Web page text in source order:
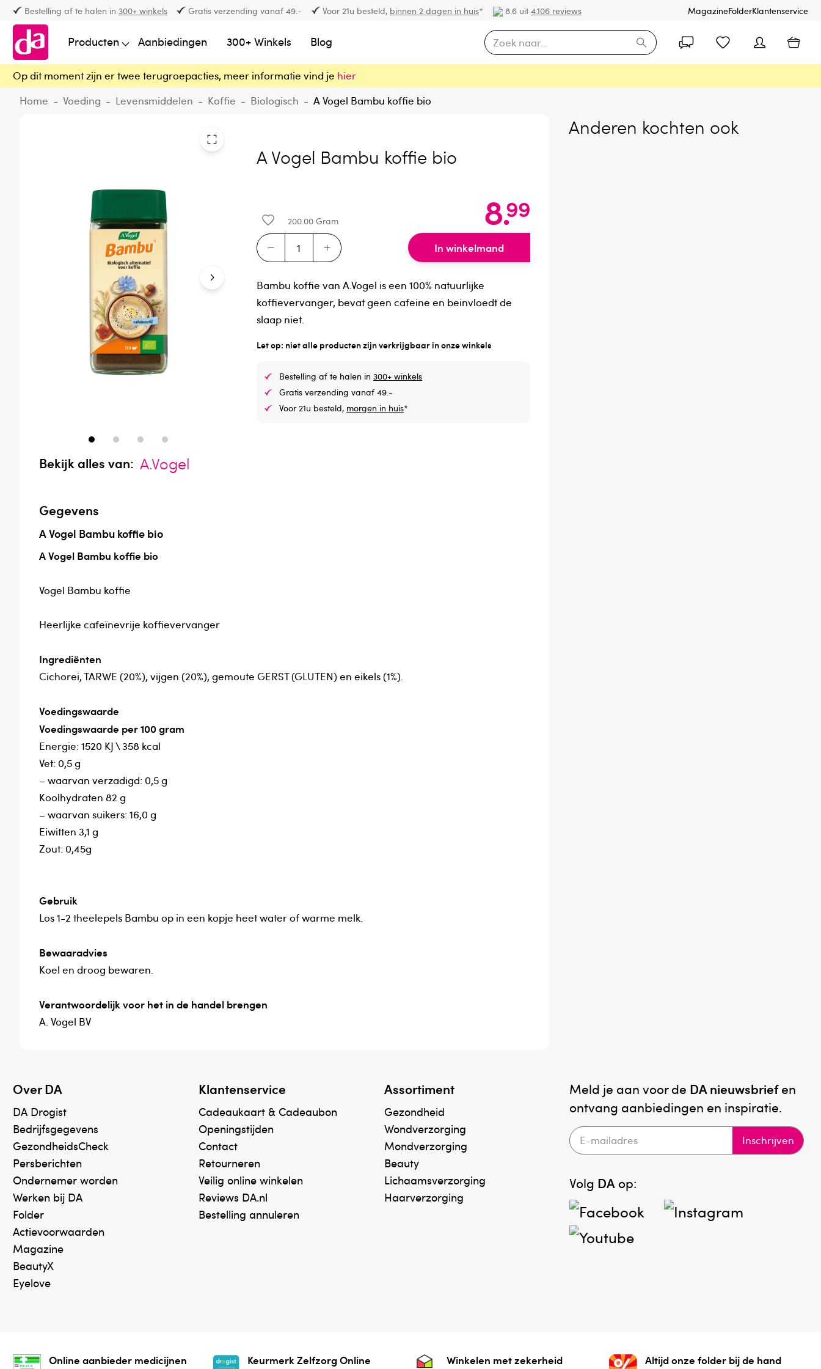
Bestelling af te halen in 300+ winkels Gratis verzending vanaf 49.- Voor 21u besteld, binnen 2 dagen in huis* 8.6 uit4.106 reviews MagazineFolderKlantenservice
Producten Aanbiedingen 300+ Winkels Blog
Op dit moment zijn er twee terugroepacties, meer informatie vind je hier
Home - Voeding - Levensmiddelen - Koffie - Biologisch - A Vogel Bambu koffie bio
A Vogel Bambu koffie bio
200.00 Gram 8.99
In winkelmand
Bambu koffie van A.Vogel is een 100% natuurlijke
koffievervanger, bevat geen cafeine en beinvloedt de
slaap niet.
Let op: niet alle producten zijn verkrijgbaar in onze winkels
Bestelling af te halen in300+ winkels
Gratis verzending vanaf 49.-
Voor 21u besteld, morgen in huis*
Bekijk alles van: A.Vogel
Gegevens
A Vogel Bambu koffie bio
A Vogel Bambu koffie bio
Vogel Bambu koffie
Heerlijke cafeïnevrije koffievervanger
Ingrediënten
Cichorei, TARWE (20%), vijgen (20%), gemoute GERST (GLUTEN) en eikels (1%).
Voedingswaarde
Voedingswaarde per 100 gram
Energie: 1520 KJ \ 358 kcal
Vet: 0,5 g
– waarvan verzadigd: 0,5 g
Koolhydraten 82 g
– waarvan suikers: 16,0 g
Eiwitten 3,1 g
Zout: 0,45g
Gebruik
Los 1-2 theelepels Bambu op in een kopje heet water of warme melk.
Bewaaradvies
Koel en droog bewaren.
Verantwoordelijk voor het in de handel brengen
A. Vogel BV
Anderen kochten ook
Over DA
DA Drogist
Bedrijfsgegevens
GezondheidsCheck
Persberichten
Ondernemer worden
Werken bij DA
Folder
Actievoorwaarden
Magazine
BeautyX
Eyelove
Klantenservice
Cadeaukaart & Cadeaubon
Openingstijden
Contact
Retourneren
Veilig online winkelen
Reviews DA.nl
Bestelling annuleren
Assortiment
Gezondheid
Wondverzorging
Mondverzorging
Beauty
Lichaamsverzorging
Haarverzorging
Meld je aan voor de DA nieuwsbriefen
ontvang aanbiedingen en inspiratie.
Inschrijven
Volg DA op:
Online aanbieder medicijnen Keurmerk Zelfzorg Online Winkelen met zekerheid Altijd onze folder bij de hand